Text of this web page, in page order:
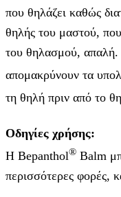
που θηλάζει καθώς
θηλής του μαστού,
του θηλασμού, απαλή.
απομακρύνουν τα
τη θηλή πριν από το
Οδηγίες χρήσης:
Η Bepanthol® Balm
περισσότερες φορές,